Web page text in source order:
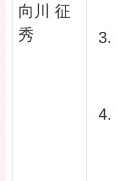
向川 征
秀